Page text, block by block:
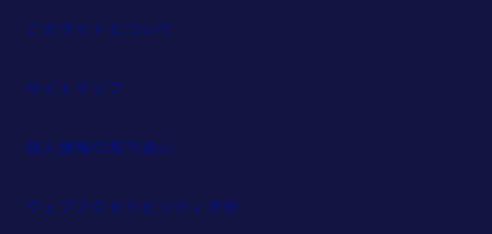
このサイトについて
サイトマップ
個人情報の取り扱い
ウェブアクセシビリティ方針